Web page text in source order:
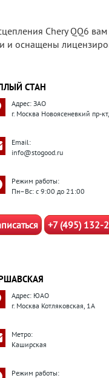
Chery QQ6
и оснащены
СТАН
Адрес: ЗАО
г. Москва Новоясеневкий пр-
Email:
info@stogood.ru
Режим работы:
Пн–Вс: с 9:00 до 21:00
+7 (495) 132-
Адрес: ЮАО
г. Москва Котляковская, 1А
Метро:
Каширская
Режим работы: